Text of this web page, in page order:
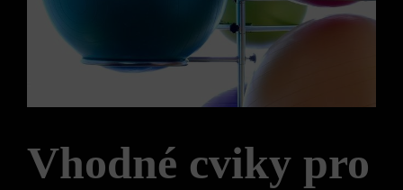
Vhodné cviky pro